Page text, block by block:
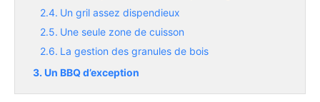
Un gril assez dispendieux
Une seule zone de cuisson
La gestion des granules de bois
Un BBQ d’exception